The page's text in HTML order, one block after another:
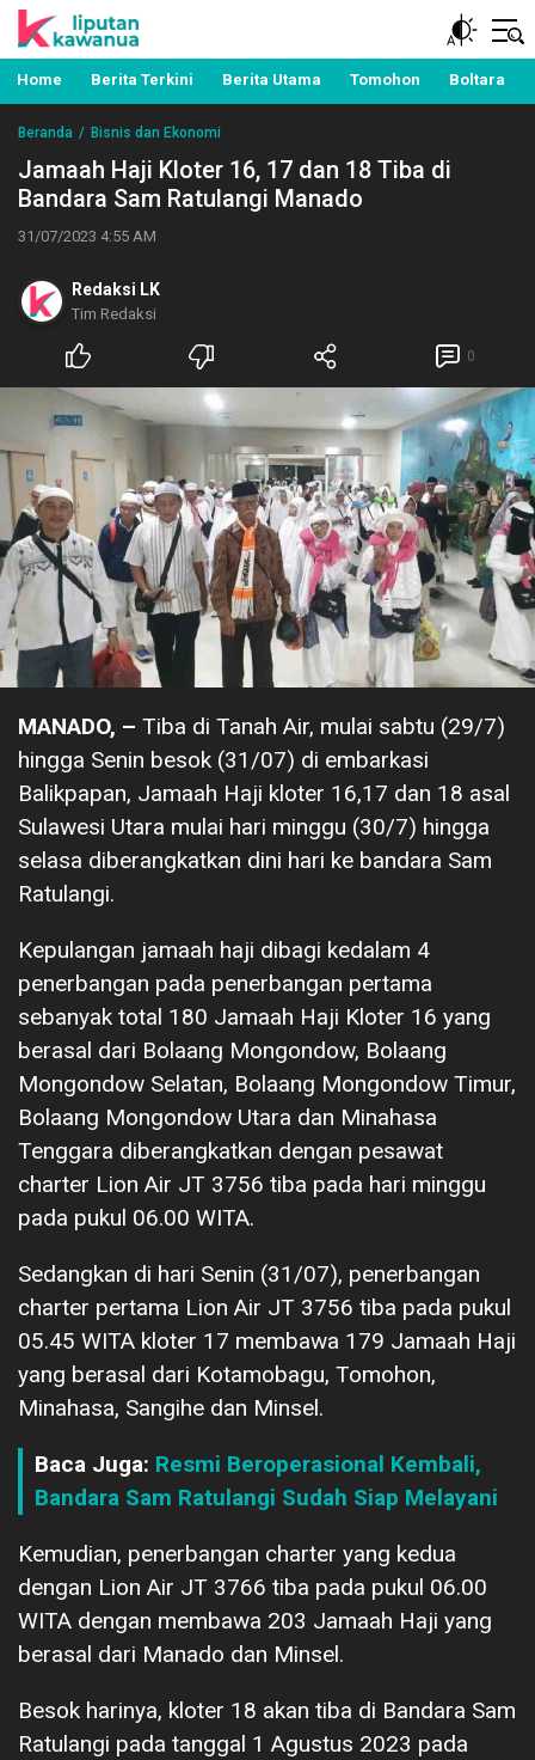
Liputan Kawanua
Berita Manado, Sulawesi Utara, Kawanua, Politik,
Pemerintahan, Hukum Kriminal dan Nasional
Home Berita Terkini Berita Utama Tomohon Boltara
Beranda Bisnis dan Ekonomi
Jamaah Haji Kloter 16, 17 dan 18 Tiba di
Bandara Sam Ratulangi Manado
31/07/2023 4:55 AM
Redaksi LK
Tim Redaksi
0
MANADO, – Tiba di Tanah Air, mulai sabtu (29/7)
hingga Senin besok (31/07) di embarkasi
Balikpapan, Jamaah Haji kloter 16,17 dan 18 asal
Sulawesi Utara mulai hari minggu (30/7) hingga
selasa diberangkatkan dini hari ke bandara Sam
Ratulangi.
Kepulangan jamaah haji dibagi kedalam 4
penerbangan pada penerbangan pertama
sebanyak total 180 Jamaah Haji Kloter 16 yang
berasal dari Bolaang Mongondow, Bolaang
Mongondow Selatan, Bolaang Mongondow Timur,
Bolaang Mongondow Utara dan Minahasa
Tenggara diberangkatkan dengan pesawat
charter Lion Air JT 3756 tiba pada hari minggu
pada pukul 06.00 WITA.
Sedangkan di hari Senin (31/07), penerbangan
charter pertama Lion Air JT 3756 tiba pada pukul
05.45 WITA kloter 17 membawa 179 Jamaah Haji
yang berasal dari Kotamobagu, Tomohon,
Minahasa, Sangihe dan Minsel.
Baca Juga: Resmi Beroperasional Kembali,
Bandara Sam Ratulangi Sudah Siap Melayani
Kemudian, penerbangan charter yang kedua
dengan Lion Air JT 3766 tiba pada pukul 06.00
WITA dengan membawa 203 Jamaah Haji yang
berasal dari Manado dan Minsel.
Besok harinya, kloter 18 akan tiba di Bandara Sam
Ratulangi pada tanggal 1 Agustus 2023 pada